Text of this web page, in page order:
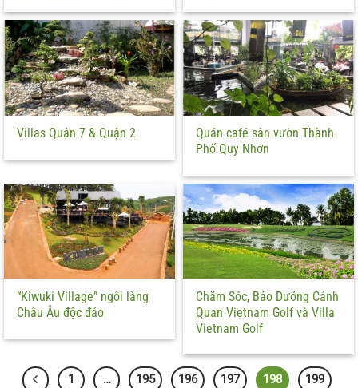
Villas Quận 7 & Quận 2
Quán café sân vườn Thành
Phố Quy Nhơn
“Kiwuki Village” ngôi làng
Châu Âu độc đáo
Chăm Sóc, Bảo Dưỡng Cảnh
Quan Vietnam Golf và Villa
Vietnam Golf
1 … 195 196 197 198
199